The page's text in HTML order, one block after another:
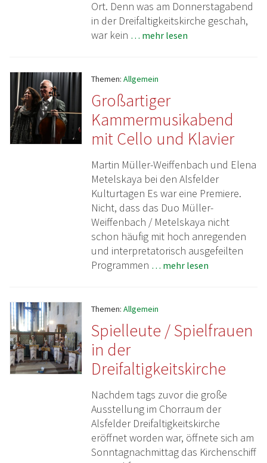
Ort. Denn was am Donnerstagabend
in der Dreifaltigkeitskirche geschah,
war kein … mehr lesen
Themen: Allgemein
Großartiger
Kammermusikabend
mit Cello und Klavier
Martin Müller-Weiffenbach und Elena
Metelskaya bei den Alsfelder
Kulturtagen Es war eine Premiere.
Nicht, dass das Duo Müller-
Weiffenbach / Metelskaya nicht
schon häufig mit hoch anregenden
und interpretatorisch ausgefeilten
Programmen … mehr lesen
Themen: Allgemein
Spielleute / Spielfrauen
in der
Dreifaltigkeitskirche
Nachdem tags zuvor die große
Ausstellung im Chorraum der
Alsfelder Dreifaltigkeitskirche
eröffnet worden war, öffnete sich am
Sonntagnachmittag das Kirchenschiff